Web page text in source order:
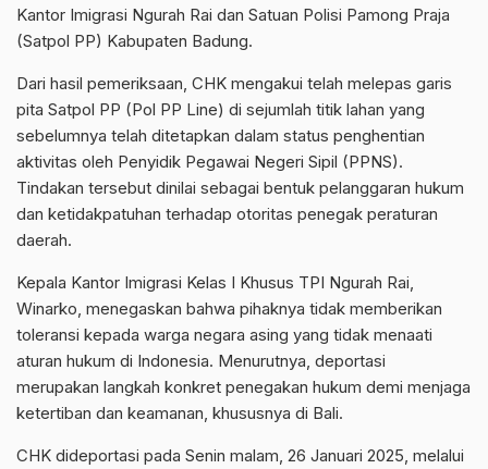
Kantor Imigrasi Ngurah Rai dan Satuan Polisi Pamong Praja
(Satpol PP) Kabupaten Badung.
Dari hasil pemeriksaan, CHK mengakui telah melepas garis
pita Satpol PP (Pol PP Line) di sejumlah titik lahan yang
sebelumnya telah ditetapkan dalam status penghentian
aktivitas oleh Penyidik Pegawai Negeri Sipil (PPNS).
Tindakan tersebut dinilai sebagai bentuk pelanggaran hukum
dan ketidakpatuhan terhadap otoritas penegak peraturan
daerah.
Kepala Kantor Imigrasi Kelas I Khusus TPI Ngurah Rai,
Winarko, menegaskan bahwa pihaknya tidak memberikan
toleransi kepada warga negara asing yang tidak menaati
aturan hukum di Indonesia. Menurutnya, deportasi
merupakan langkah konkret penegakan hukum demi menjaga
ketertiban dan keamanan, khususnya di Bali.
CHK dideportasi pada Senin malam, 26 Januari 2025, melalui